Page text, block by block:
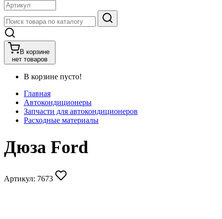
В корзине
нет товаров
В корзине пусто!
Главная
Автокондиционеры
Запчасти для автокондиционеров
Расходные материалы
Дюза Ford
Артикул: 7673